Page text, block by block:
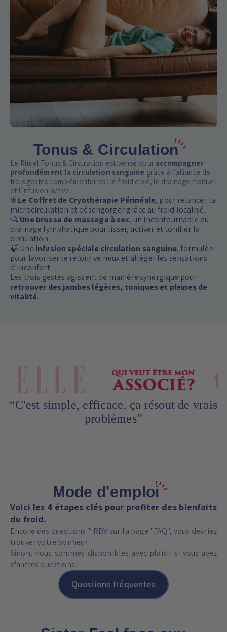
Tonus & Circulation
Le Rituel Tonus & Circulation est pensé pour accompagner
profondément la circulation sanguine grâce à l’alliance de
trois gestes complémentaires : le froid ciblé, le drainage manuel
et l’infusion active.
❄️Le Coffret de Cryothérapie Périnéale, pour relancer la
microcirculation et désengorger grâce au froid localisé.
🪮Une brosse de massage à sec, un incontournable du
drainage lymphatique pour lisser, activer et tonifier la
circulation.
🍃 Une infusion spéciale circulation sanguine, formulée
pour favoriser le retour veineux et alléger les sensations
d’inconfort.
Les trois gestes agissent de manière synergique pour
retrouver des jambes légères, toniques et pleines de
vitalité.
“C'est simple, efficace, ça résout de vrais
problèmes”
Mode d'emploi
Voici les 4 étapes clés pour profiter des bienfaits
du froid.
Encore des questions ? RDV sur la page "FAQ", vous devriez
trouver votre bonheur !
Sinon, nous sommes disponibles avec plaisir si vous avez
d'autres questions !
Questions fréquentes